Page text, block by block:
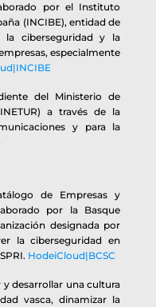
por el Instituto
(INCIBE), entidad de
la ciberseguridad y la
especialmente
del Ministerio de
a través de la
y para la
de Empresas y
por la Basque
designada por
la ciberseguridad en
HodeiCloud|BCSC
y desarrollar una cultura
vasca, dinamizar la